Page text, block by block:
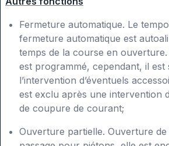
Fermeture automatique. Le
fermeture automatique est
temps de la course en
est programmé, cependant, il est
l’intervention d’éventuels
est exclu après une intervention
de coupure de courant;
Ouverture partielle. Ouverture